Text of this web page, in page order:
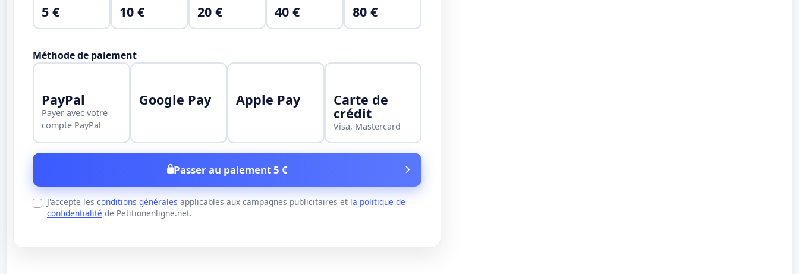
5 € 10 € 20 € 40 € 80 €
Méthode de paiement
PayPal
Payer avec votre
compte PayPal
Google Pay Apple Pay Carte de
crédit
Visa, Mastercard
Passer au paiement 5 €
J'accepte les conditions générales applicables aux campagnes publicitaires et la politique de
confidentialité de Petitionenligne.net.